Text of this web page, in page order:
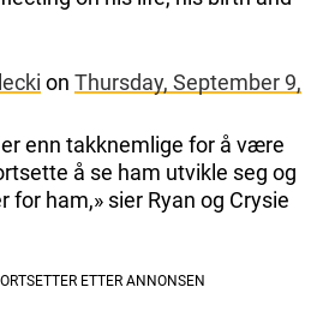
on Thursday, September 9,
enn takknemlige for å være
å se ham utvikle seg og
for ham,» sier Ryan og Crysie